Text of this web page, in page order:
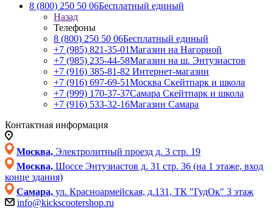
8 (800) 250 50 06Бесплатный единый
Назад
Телефоны
8 (800) 250 50 06Бесплатный единый
+7 (985) 821-35-01Магазин на Нагорной
+7 (985) 235-44-58Магазин на ш. Энтузиастов
+7 (916) 385-81-82 Интернет-магазин
+7 (916) 697-69-51Москва Скейтпарк и школа
+7 (999) 170-37-37Самара Скейтпарк и школа
+7 (916) 533-32-16Магазин Самара
Контактная информация
Москва, Электролитный проезд д. 3 стр. 19
Москва, Шоссе Энтузиастов д. 31 стр. 36 (на 1 этаже, вход
конце здания)
Самара, ул. Красноармейская, д.131, ТК "ГудОк" 3 этаж
info@kickscootershop.ru